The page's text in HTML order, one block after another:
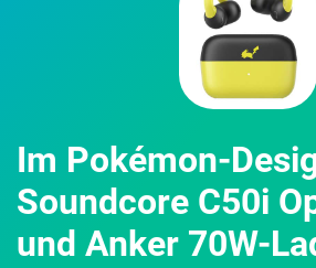
Im Pokémon-
Soundcore C50i
und Anker 70W-